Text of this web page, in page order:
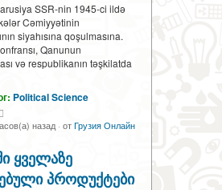
SSR-nin 1945-ci ildə
Cəmiyyətinin
siyahısına qoşulmasına.
Qanunun
və respublikanın təşkilatda
Political Science
назад · от Грузия Онлайн
ყველაზე
პროდუქტები